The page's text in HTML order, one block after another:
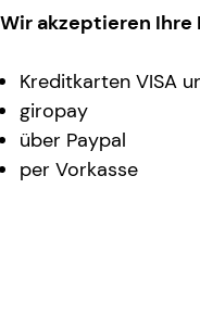
Wir akzeptieren Ihre
Kreditkarten VISA
giropay
über Paypal
per Vorkasse